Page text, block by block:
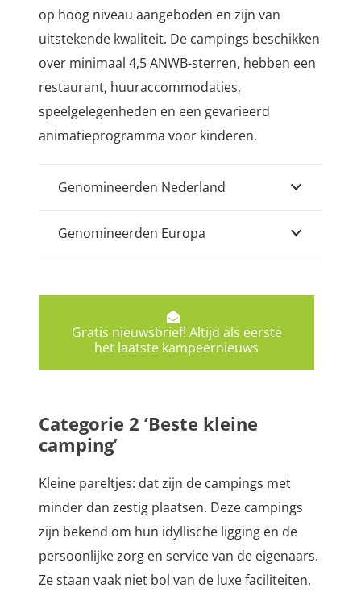
op hoog niveau aangeboden en zijn van
uitstekende kwaliteit. De campings beschikken
over minimaal 4,5 ANWB-sterren, hebben een
restaurant, huuraccommodaties,
speelgelegenheden en een gevarieerd
animatieprogramma voor kinderen.
Genomineerden Nederland
Genomineerden Europa
Gratis nieuwsbrief! Altijd als eerste
het laatste kampeernieuws
Categorie 2 ‘Beste kleine
camping’
Kleine pareltjes: dat zijn de campings met
minder dan zestig plaatsen. Deze campings
zijn bekend om hun idyllische ligging en de
persoonlijke zorg en service van de eigenaars.
Ze staan vaak niet bol van de luxe faciliteiten,